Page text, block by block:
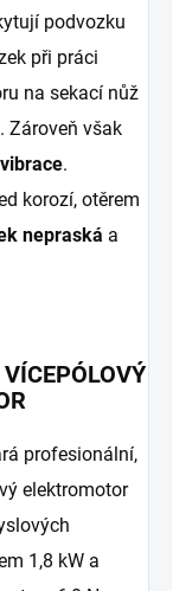
podvozku
při práci
na sekací nůž
Zároveň však
.
korozí, otěrem
nepraská a
profesionální,
elektromotor
1,8 kW a